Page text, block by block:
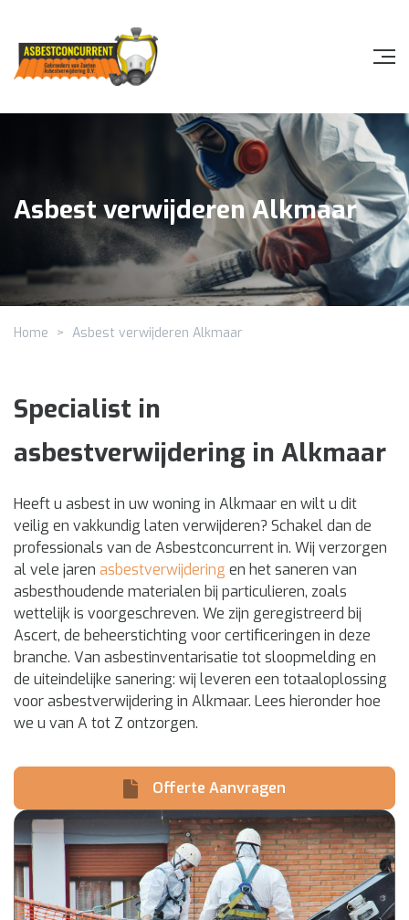
Asbest verwijderen Alkmaar
Home > Asbest verwijderen Alkmaar
Specialist in
asbestverwijdering in Alkmaar
Heeft u asbest in uw woning in Alkmaar en wilt u dit
veilig en vakkundig laten verwijderen? Schakel dan de
professionals van de Asbestconcurrent in. Wij verzorgen
al vele jaren asbestverwijdering en het saneren van
asbesthoudende materialen bij particulieren, zoals
wettelijk is voorgeschreven. We zijn geregistreerd bij
Ascert, de beheerstichting voor certificeringen in deze
branche. Van asbestinventarisatie tot sloopmelding en
de uiteindelijke sanering: wij leveren een totaaloplossing
voor asbestverwijdering in Alkmaar. Lees hieronder hoe
we u van A tot Z ontzorgen.
Offerte Aanvragen